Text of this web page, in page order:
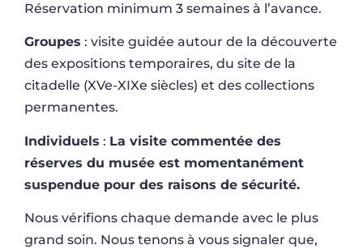
Réservation minimum 3 semaines à l’avance.
Groupes : visite guidée autour de la découverte
des expositions temporaires, du site de la
citadelle (XVe-XIXe siècles) et des collections
permanentes.
Individuels : La visite commentée des
réserves du musée est momentanément
suspendue pour des raisons de sécurité.
Nous vérifions chaque demande avec le plus
grand soin. Nous tenons à vous signaler que,